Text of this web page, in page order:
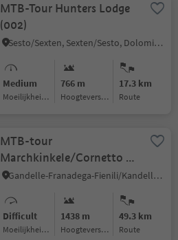
MTB-Tour Hunters Lodge
(002)
Sesto/Sexten, Sexten/Sesto, Dolomites Region 3 Zinnen
Medium
Moeilijkheidsgraad
766 m
Hoogteverschil
17.3 km
Route
MTB-tour
Marchkinkele/Cornetto di
Confine round (042)
Gandelle-Franadega-Fienili/Kandellen-Frondeigen-Stadlern, Toblach/Dobbiaco, Dolomites Region 3 Zinnen
Difficult
Moeilijkheidsgraad
1438 m
Hoogteverschil
49.3 km
Route